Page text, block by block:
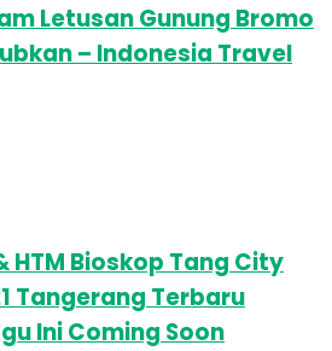
Letusan Gunung Bromo
– Indonesia Travel
HTM Bioskop Tang City
Tangerang Terbaru
Ini Coming Soon